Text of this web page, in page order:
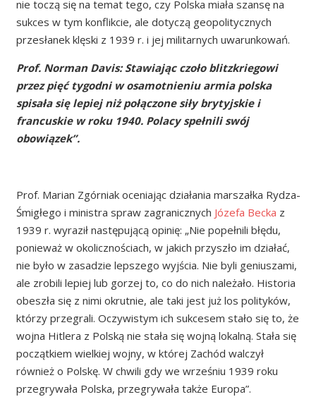
nie toczą się na temat tego, czy Polska miała szansę na
sukces w tym konflikcie, ale dotyczą geopolitycznych
przesłanek klęski z 1939 r. i jej militarnych uwarunkowań.
Prof. Norman Davis: Stawiając czoło blitzkriegowi
przez pięć tygodni w osamotnieniu armia polska
spisała się lepiej niż połączone siły brytyjskie i
francuskie w roku 1940. Polacy spełnili swój
obowiązek”.
Prof. Marian Zgórniak oceniając działania marszałka Rydza-
Śmigłego i ministra spraw zagranicznych Józefa Becka z
1939 r. wyraził następującą opinię: „Nie popełnili błędu,
ponieważ w okolicznościach, w jakich przyszło im działać,
nie było w zasadzie lepszego wyjścia. Nie byli geniuszami,
ale zrobili lepiej lub gorzej to, co do nich należało. Historia
obeszła się z nimi okrutnie, ale taki jest już los polityków,
którzy przegrali. Oczywistym ich sukcesem stało się to, że
wojna Hitlera z Polską nie stała się wojną lokalną. Stała się
początkiem wielkiej wojny, w której Zachód walczył
również o Polskę. W chwili gdy we wrześniu 1939 roku
przegrywała Polska, przegrywała także Europa”.